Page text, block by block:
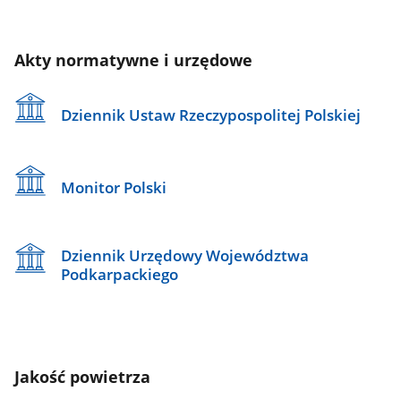
Akty normatywne i urzędowe
Dziennik Ustaw Rzeczypospolitej Polskiej
Monitor Polski
Dziennik Urzędowy Województwa
Podkarpackiego
Jakość powietrza